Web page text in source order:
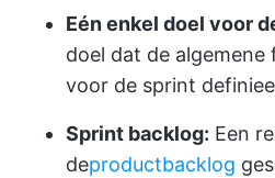
Eén enkel doel voor
doel dat de
voor de sprint
Sprint backlog: Een
deproductbacklog